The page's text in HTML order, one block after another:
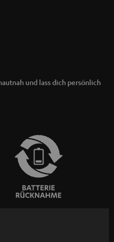
und lass dich persönlich